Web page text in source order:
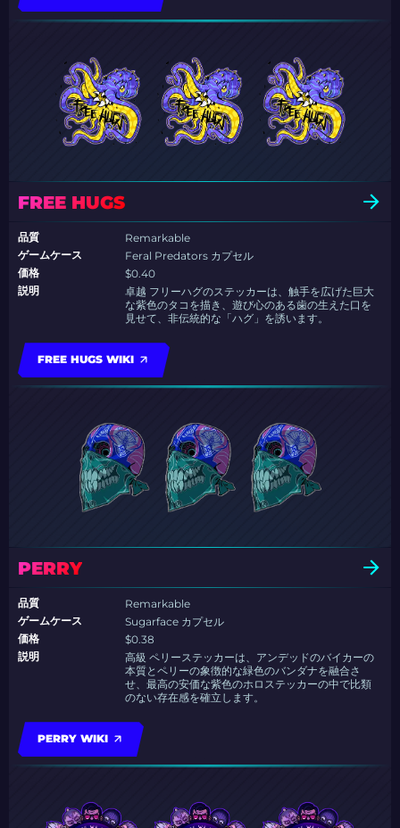
FREE HUGS
品質
Remarkable
ゲームケース
Feral Predators カプセル
価格
$0.40
説明
卓越 フリーハグのステッカーは、触手を広げた巨大
な紫色のタコを描き、遊び心のある歯の生えた口を
見せて、非伝統的な「ハグ」を誘います。
FREE HUGS WIKI
PERRY
品質
Remarkable
ゲームケース
Sugarface カプセル
価格
$0.38
説明
高級 ペリーステッカーは、アンデッドのバイカーの
本質とペリーの象徴的な緑色のバンダナを融合さ
せ、最高の安価な紫色のホロステッカーの中で比類
のない存在感を確立します。
PERRY WIKI